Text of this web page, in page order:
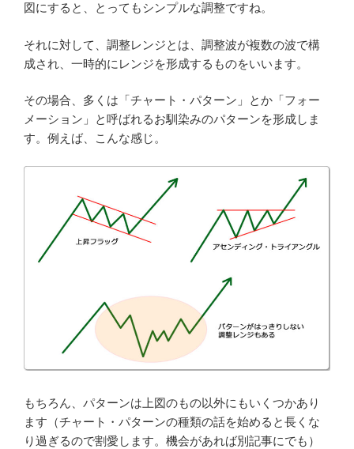
図にすると、とってもシンプルな調整ですね。
それに対して、調整レンジとは、調整波が複数の波で構
成され、一時的にレンジを形成するものをいいます。
その場合、多くは「チャート・パターン」とか「フォー
メーション」と呼ばれるお馴染みのパターンを形成しま
す。例えば、こんな感じ。
もちろん、パターンは上図のもの以外にもいくつかあり
ます（チャート・パターンの種類の話を始めると長くな
り過ぎるので割愛します。機会があれば別記事にでも）